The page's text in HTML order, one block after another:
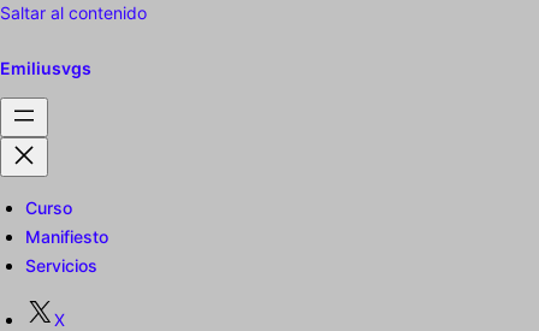
Saltar al contenido
Emiliusvgs
Curso
Manifiesto
Servicios
X